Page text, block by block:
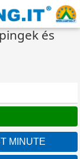
és
MINUTE